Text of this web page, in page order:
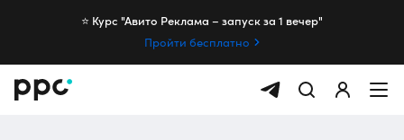
⭐️ Курс "Авито Реклама – запуск за 1 вечер"
Пройти бесплатно